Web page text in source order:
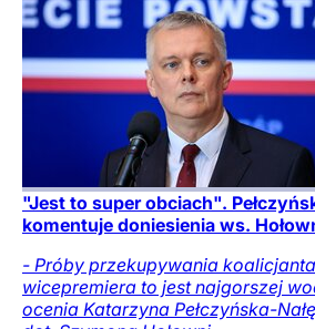
"Jest to super obciach".
komentuje doniesienia ws.
- Próby przekupywania
wicepremiera to jest najgorszej
ocenia Katarzyna Pełczyńska-